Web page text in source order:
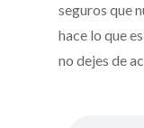
seguros que
hace lo que
no dejes de